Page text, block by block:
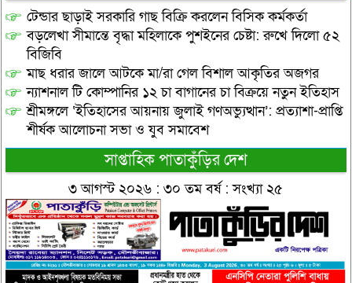
টেন্ডার ছাড়াই সরকারি গাছ বিক্রি করলেন বিসিক কর্মকর্তা
বড়লেখা সীমান্তে বৃদ্ধা মহিলাকে পুশইনের চেষ্টা: রুখে দিলো ৫২
বিজিবি
মাছ ধরার জালে আটকে মা/রা গেল বিশাল আকৃতির অজগর
ন্যাশনাল টি কোম্পানির ১২ চা বাগানের চা বিক্রয়ে নতুন ইতিহাস
শ্রীমঙ্গলে ‘ইতিহাসের আয়নায় জুলাই গণঅভ্যুত্থান’: প্রত্যাশা-প্রাপ্তি
শীর্ষক আলোচনা সভা ও যুব সমাবেশ
সাপ্তাহিক পাতাকুঁড়ির দেশ
৩ আগস্ট ২০২৬ : ৩০ তম বর্ষ : সংখ্যা ২৫